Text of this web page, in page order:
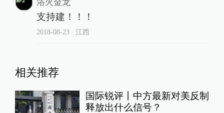
浴火金龙
支持建！！！
2018-08-23∙ 江西
相关推荐
国际锐评丨中方最新对美反制
释放出什么信号？